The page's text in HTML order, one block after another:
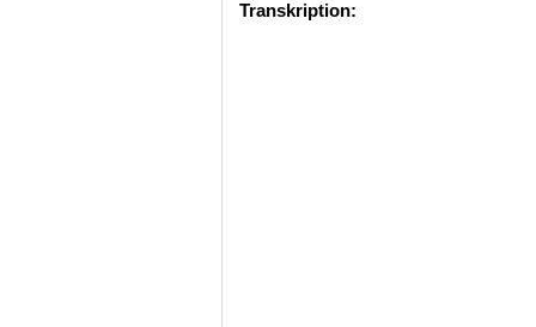
Transkription: